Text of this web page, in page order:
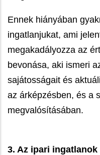
Ennek hiányában
ingatlanjukat, ami
megakadályozza az
bevonása, aki ismeri
sajátosságait és
az árképzésben, és a
megvalósításában.
3. Az ipari